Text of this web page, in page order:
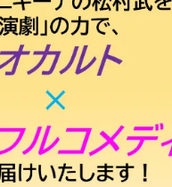
まちづくり・地域活性化